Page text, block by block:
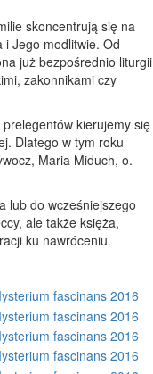
skoncentrują się na
i Jego modlitwie. Od
już bezpośrednio liturgii
zakonnikami czy
kierujemy się
Dlatego w tym roku
Maria Miduch, o.
lub do wcześniejszego
ale także księża,
ku nawróceniu.